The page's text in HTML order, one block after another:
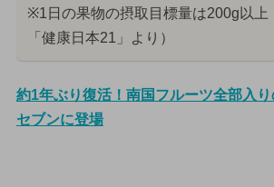
※1日の果物の摂取目標量は200g以上
「健康日本21」より）
約1年ぶり復活！南国フルーツ全部入
セブンに登場